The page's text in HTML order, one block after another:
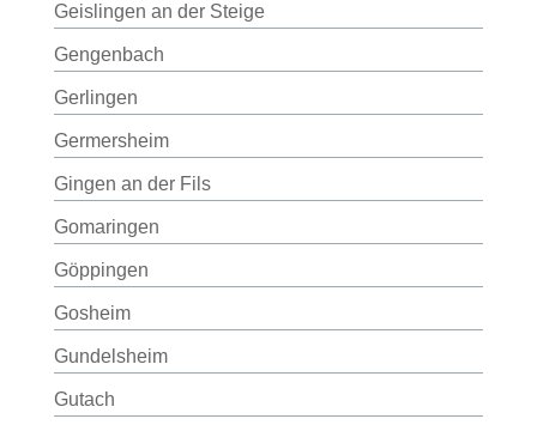
Geislingen an der Steige
Gengenbach
Gerlingen
Germersheim
Gingen an der Fils
Gomaringen
Göppingen
Gosheim
Gundelsheim
Gutach